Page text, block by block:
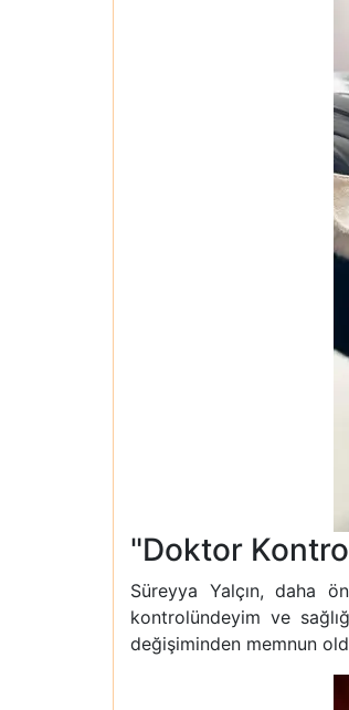
"Doktor
Süreyya Yalçın, daha
kontrolündeyim ve
değişiminden memnun